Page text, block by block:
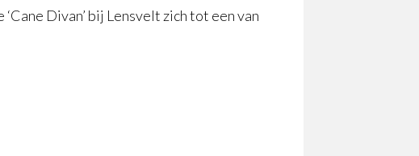
Divan’ bij Lensvelt zich tot een van